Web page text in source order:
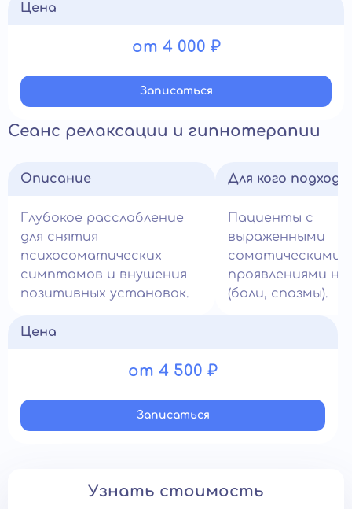
Цена
от 4 000 ₽
Записатьcя
Сеанс релаксации и гипнотерапии
Описание
Глубокое расслабление
для снятия
психосоматических
симптомов и внушения
позитивных установок.
Для кого
Пациенты с
выраженными
соматическими
проявлениями
(боли, спазмы).
Цена
от 4 500 ₽
Записатьcя
Узнать стоимость